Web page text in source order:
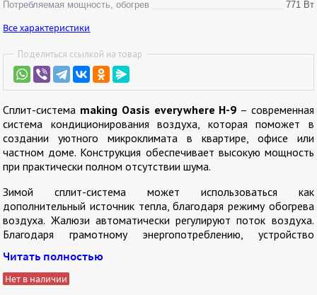
Потребляемая мощность, обогрев
771 Вт
Все характеристики
Поделиться ссылкой на товар
Сплит-система making Oasis everywhere H-9 – современная
система кондиционирования воздуха, которая поможет в
создании уютного микроклимата в квартире, офисе или
частном доме. Конструкция обеспечивает высокую мощность
при практически полном отсутствии шума.
Зимой сплит-система может использоваться как
дополнительный источник тепла, благодаря режиму обогрева
воздуха. Жалюзи автоматически регулируют поток воздуха.
Благодаря грамотному энергопотреблению, устройство
отключает подсветку дисплея, чтобы он не мешал в ночное
время суток. Пульт дистанционного управления позволяет
Читать полностью
Нет в наличии